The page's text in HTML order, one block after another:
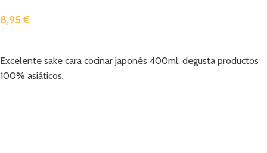
8,95€
Excelente sake cara cocinar japonés 400ml. degusta productos
100% asiáticos.